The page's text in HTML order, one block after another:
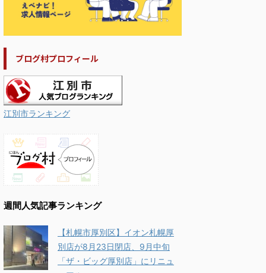
ブログ村プロフィール
江別市ランキング
週間人気記事ランキング
【札幌市厚別区】イオン札幌厚
別店が8月23日閉店、9月中旬
「ザ・ビッグ厚別店」にリニュ